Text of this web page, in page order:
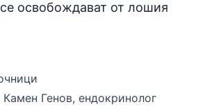
освобождават от лошия
Камен Генов, ендокринолог